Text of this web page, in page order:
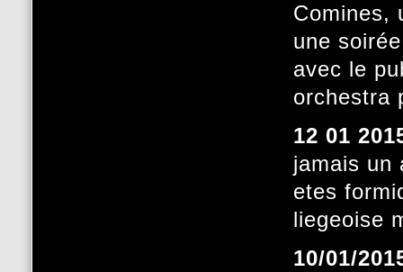
Comines,
une
avec le
orchestra
12 01
jamais un
etes
liegeoise
10/01/